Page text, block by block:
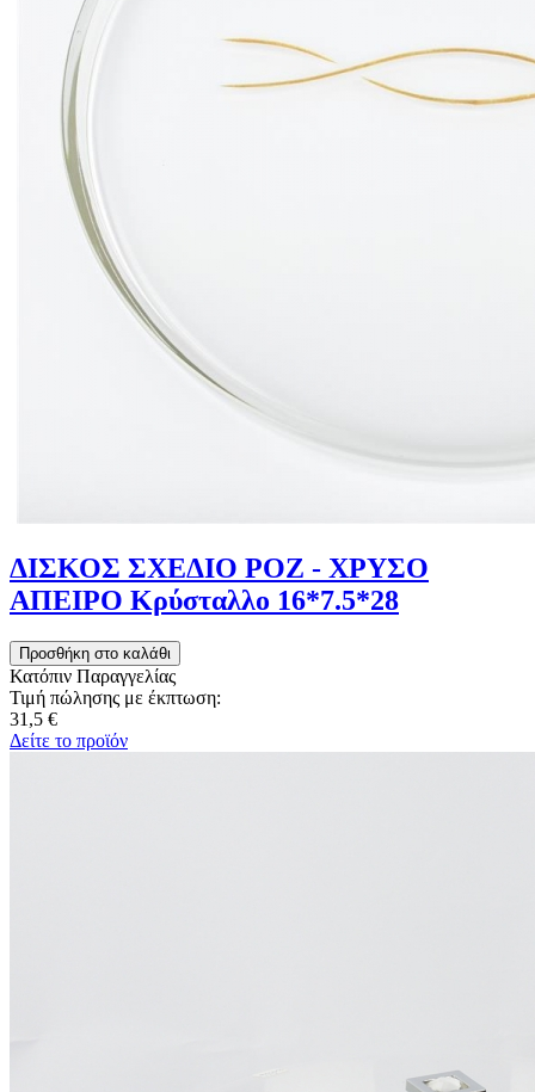
ΔΙΣΚΟΣ ΣΧΕΔΙΟ ΡΟΖ - ΧΡΥΣΟ
ΑΠΕΙΡΟ Κρύσταλλο 16*7.5*28
Κατόπιν Παραγγελίας
Τιμή πώλησης με έκπτωση:
31,5 €
Δείτε το προϊόν